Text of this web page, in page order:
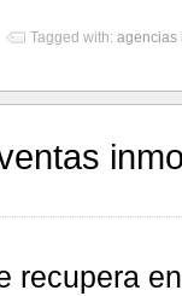
Tagged with: agencias
recupera